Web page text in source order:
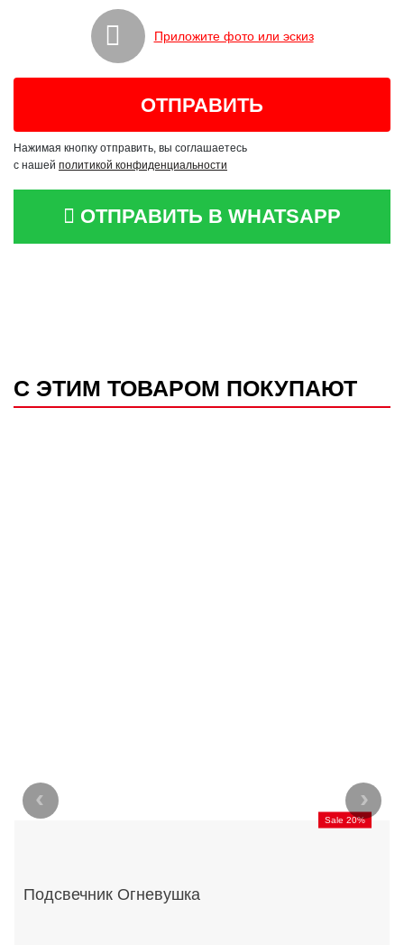
Приложите фото или эскиз
Нажимая кнопку отправить, вы соглашаетесь
с нашей политикой конфиденциальности
ОТПРАВИТЬ В WHATSAPP
С ЭТИМ ТОВАРОМ ПОКУПАЮТ
Sale 20%
Подсвечник Огневушка
‹ ›